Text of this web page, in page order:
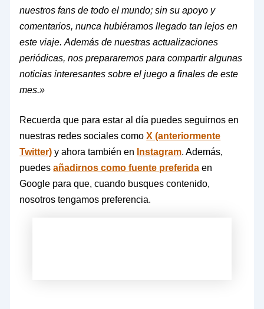
nuestros fans de todo el mundo; sin su apoyo y
comentarios, nunca hubiéramos llegado tan lejos en
este viaje. Además de nuestras actualizaciones
periódicas, nos prepararemos para compartir algunas
noticias interesantes sobre el juego a finales de este
mes.»
Recuerda que para estar al día puedes seguirnos en
nuestras redes sociales comoX (anteriormente
Twitter) y ahora también en Instagram. Además,
puedesañadirnos como fuente preferida en
Google para que, cuando busques contenido,
nosotros tengamos preferencia.